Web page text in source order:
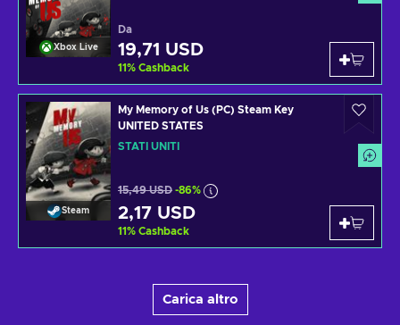
Xbox Live
Da
19,71 USD
11% Cashback
Steam
My Memory of Us (PC) Steam Key
UNITED STATES
STATI UNITI
15,49 USD -86%
2,17 USD
11% Cashback
Carica altro